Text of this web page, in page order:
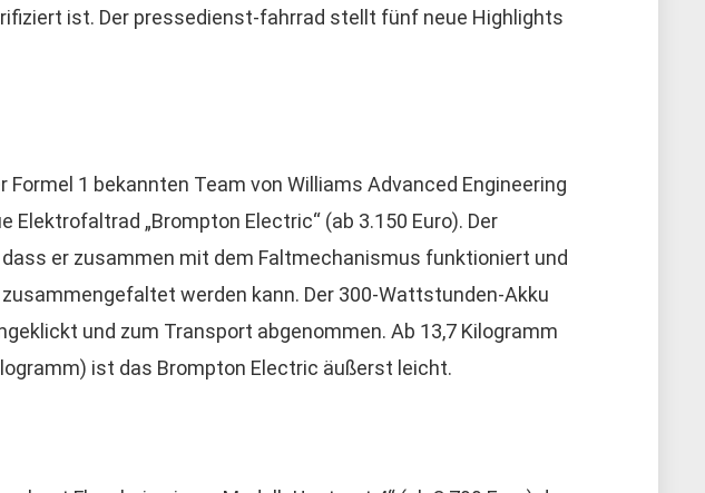
ist. Der pressedienst-fahrrad stellt fünf neue Highlights
Formel 1 bekannten Team von Williams Advanced Engineering
Elektrofaltrad „Brompton Electric“ (ab 3.150 Euro). Der
er zusammen mit dem Faltmechanismus funktioniert und
werden kann. Der 300-Wattstunden-Akku
und zum Transport abgenommen. Ab 13,7 Kilogramm
ist das Brompton Electric äußerst leicht.